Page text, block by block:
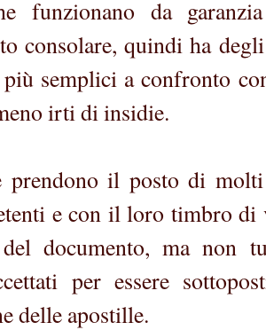
funzionano da
consolare, quindi ha
semplici a confronto
irti di insidie.
prendono il posto di
e con il loro timbro di
documento, ma non
per essere
delle apostille.